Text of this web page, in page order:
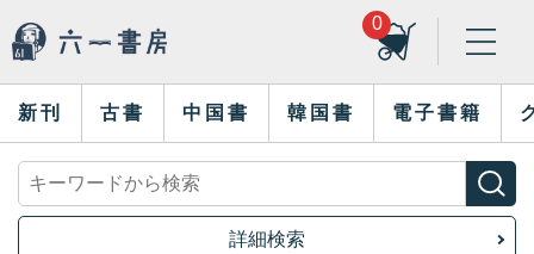
0
新刊 古書 中国書 韓国書 電子書籍
詳細検索